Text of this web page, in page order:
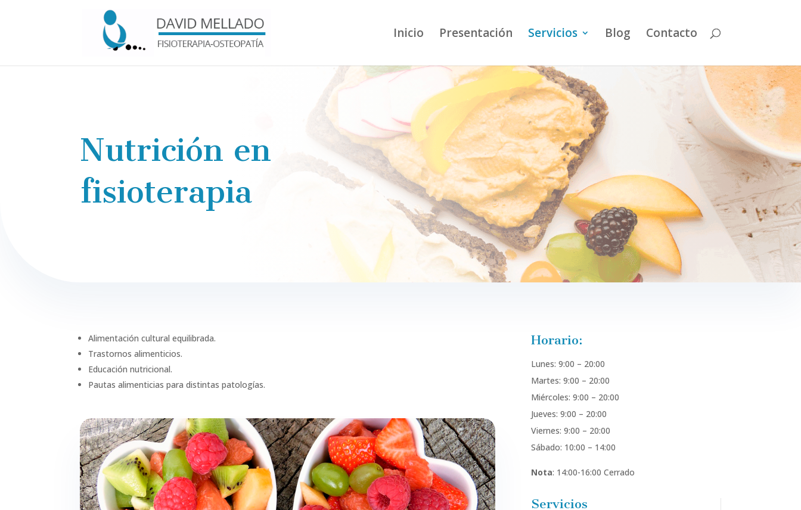
Inicio Presentación Servicios Blog Contacto
Nutrición en
fisioterapia
Alimentación cultural equilibrada.
Trastornos alimenticios.
Educación nutricional.
Pautas alimenticias para distintas patologías.
Horario:
Lunes: 9:00 – 20:00
Martes: 9:00 – 20:00
Miércoles: 9:00 – 20:00
Jueves: 9:00 – 20:00
Viernes: 9:00 – 20:00
Sábado: 10:00 – 14:00
Nota: 14:00-16:00 Cerrado
Servicios